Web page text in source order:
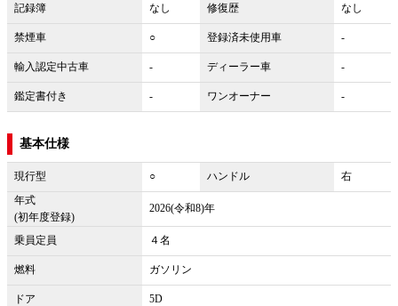
記録簿 なし 修復歴 なし
禁煙車 ○ 登録済未使用車 -
輸入認定中古車 - ディーラー車 -
鑑定書付き - ワンオーナー -
基本仕様
現行型 ○ ハンドル
右
年式
(初年度登録)
2026(令和8)年
乗員定員 ４名
燃料 ガソリン
ドア
5D